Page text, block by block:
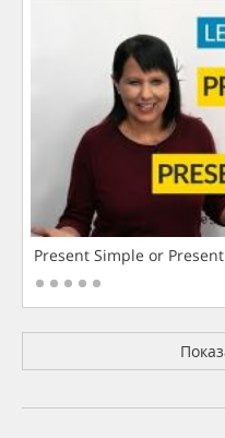
Present Simple or